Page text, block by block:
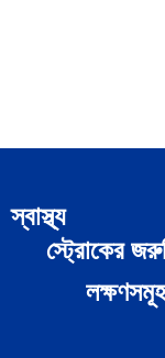
স্বাস্থ্য
স্ট্রোকের